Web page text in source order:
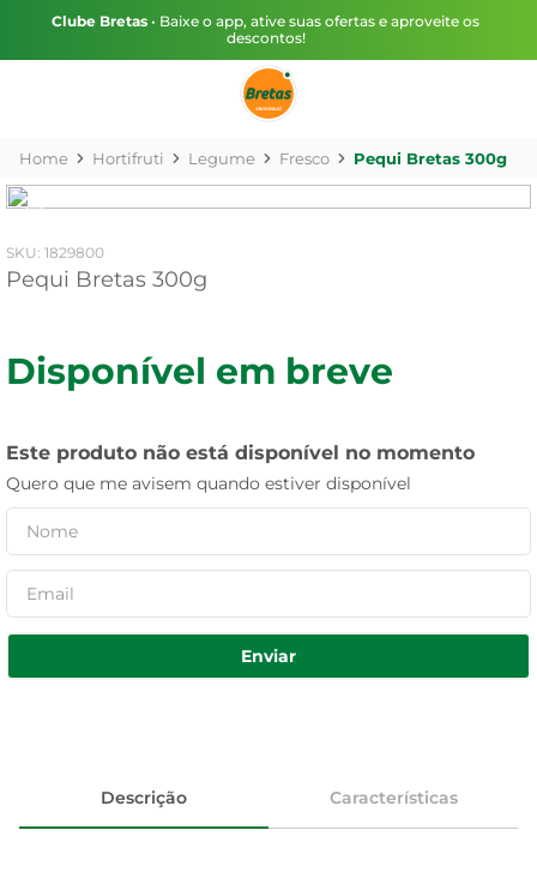
Clube Bretas • Baixe o app, ative suas ofertas e aproveite os
descontos!
Hortifruti Legume Fresco Pequi Bretas 300g
: 1829800
Pequi Bretas 300g
Disponível em breve
Este produto não está disponível no momento
Quero que me avisem quando estiver disponível
Enviar
Descrição Características